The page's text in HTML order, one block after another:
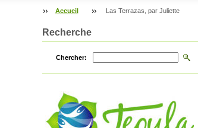
Accueil Las Terrazas, par Juliette
Recherche
Chercher: